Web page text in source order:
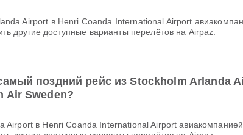
другие доступные варианты перелётов на Airpaz.
поздний рейс из Stockholm Arlanda
Air Sweden?